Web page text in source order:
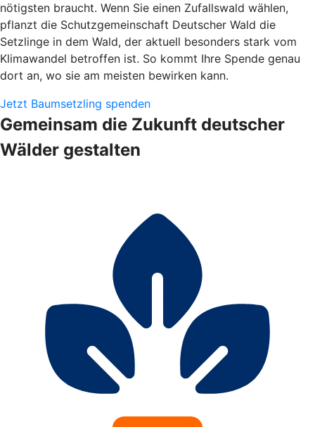
nötigsten braucht. Wenn Sie einen Zufallswald wählen,
pflanzt die Schutzgemeinschaft Deutscher Wald die
Setzlinge in dem Wald, der aktuell besonders stark vom
Klimawandel betroffen ist. So kommt Ihre Spende genau
dort an, wo sie am meisten bewirken kann.
Jetzt Baumsetzling spenden
Gemeinsam die Zukunft deutscher
Wälder gestalten